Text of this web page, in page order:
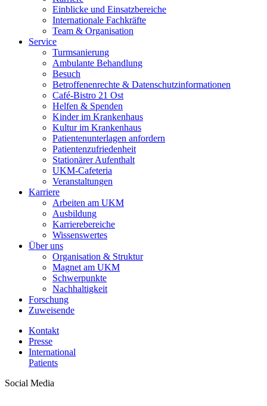
Einblicke und Einsatzbereiche
Internationale Fachkräfte
Team & Organisation
Service
Turmsanierung
Ambulante Behandlung
Besuch
Betroffenenrechte & Datenschutzinformationen
Café-Bistro 21 Ost
Helfen & Spenden
Kinder im Krankenhaus
Kultur im Krankenhaus
Patientenunterlagen anfordern
Patientenzufriedenheit
Stationärer Aufenthalt
UKM-Cafeteria
Veranstaltungen
Karriere
Arbeiten am UKM
Ausbildung
Karrierebereiche
Wissenswertes
Über uns
Organisation & Struktur
Magnet am UKM
Schwerpunkte
Nachhaltigkeit
Forschung
Zuweisende
Kontakt
Presse
International
Patients
Social Media